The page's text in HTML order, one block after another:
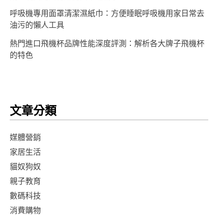
呼吸機專用面罩清潔濕紙巾：方便睡眠呼吸機用家日常去
油污的懶人工具
熱門進口飛機杯品牌性能深度評測：解析各大牌子飛機杯
的特色
文章分類
媒體營銷
家居生活
貓奴狗奴
親子教育
數碼科技
消費購物